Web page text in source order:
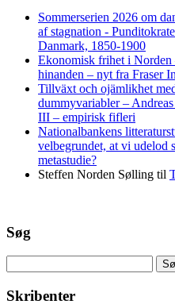
Sommerserien 2026 om
af stagnation -
Danmark, 1850-1900
Ekonomisk frihet i Norden
hinanden – nyt fra Fraser
Tillväxt och ojämlikhet
dummyvariabler –
III – empirisk fifleri
Nationalbankens
velbegrundet, at vi udelod
metastudie?
Steffen Norden Sølling til
Søg
efter:
Skribenter